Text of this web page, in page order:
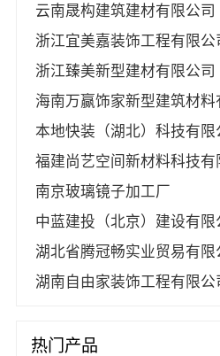
云南晟构建筑建材有限公司
浙江宜美嘉装饰工程有限公
浙江臻美新型建材有限公司
海南万赢饰家新型建筑材料
本地快装（湖北）科技有限
福建尚艺空间新材料科技有
南京玻璃镜子加工厂
湖北省腾冠畅实业贸易有限
湖南自由家装饰工程有限公
热门产品